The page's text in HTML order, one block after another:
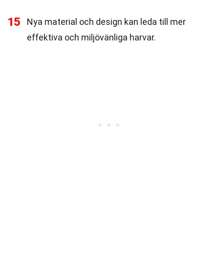
15
Nya material och design kan leda till mer
effektiva och miljövänliga harvar.